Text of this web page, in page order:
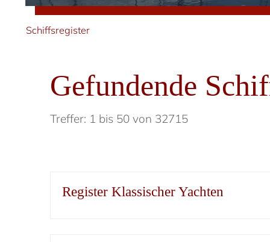
Schiffsregister
Gefundende
Treffer: 1 bis 50 von 32715
Register Klassischer Yachten